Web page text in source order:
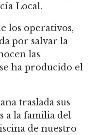
Local.
los operativos,
por salvar la
las
ha producido el
traslada sus
a la familia del
de nuestro